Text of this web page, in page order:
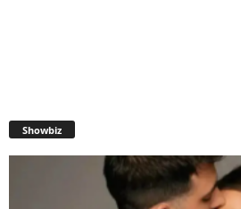
Showbiz